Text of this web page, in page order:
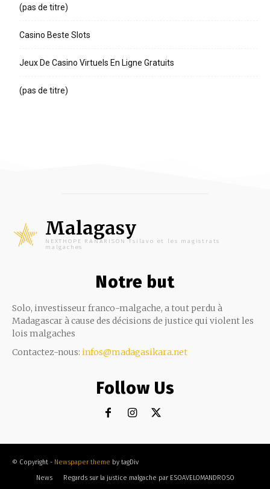
(pas de titre)
Casino Beste Slots
Jeux De Casino Virtuels En Ligne Gratuits
(pas de titre)
Malagasy
NEXTHOPE RANARISON Tsilavo et les magistrats
malgaches
Notre but
Solo, investisseur franco-malgache, a tout perdu à
Madagascar à cause des décisions de justice qui violent les
lois malgaches
Contactez-nous: infos@madagasikara.net
Follow Us
© Copyright - Newspaper theme by tagDiv
News
Regards sur la justice malgache par ESOAVELOMANDROSO